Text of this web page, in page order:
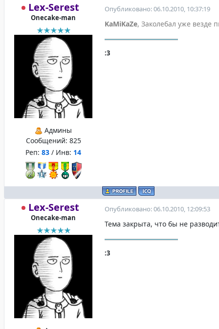
Lex-Serest
Onecake-man
Админы
Сообщений: 825
Реп: 83 / Инв: 14
Опубликовано: 06.10.2010, 10:37:19
KaMiKaZe, Заколебал уже везде
:3
Lex-Serest
Onecake-man
Опубликовано: 06.10.2010, 12:09:53
Тема закрыта, что бы не
:3